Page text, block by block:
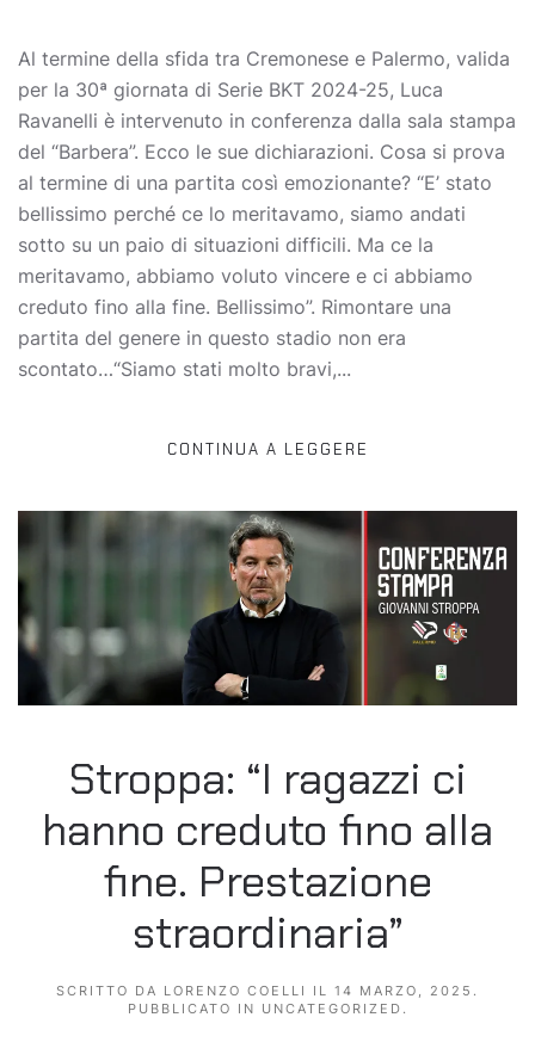
Al termine della sfida tra Cremonese e Palermo, valida
per la 30ª giornata di Serie BKT 2024-25, Luca
Ravanelli è intervenuto in conferenza dalla sala stampa
del “Barbera”. Ecco le sue dichiarazioni. Cosa si prova
al termine di una partita così emozionante? “E’ stato
bellissimo perché ce lo meritavamo, siamo andati
sotto su un paio di situazioni difficili. Ma ce la
meritavamo, abbiamo voluto vincere e ci abbiamo
creduto fino alla fine. Bellissimo”. Rimontare una
partita del genere in questo stadio non era
scontato…“Siamo stati molto bravi,...
CONTINUA A LEGGERE
Stroppa: “I ragazzi ci
hanno creduto fino alla
fine. Prestazione
straordinaria”
SCRITTO DA LORENZO COELLI IL 14 MARZO, 2025 .
PUBBLICATO IN UNCATEGORIZED .